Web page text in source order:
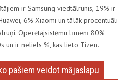
ir Samsung viedtālrunis, 19% ir
6% Xiaomi un tālāk procentuāli
Operētājsistēmu līmenī 80%
un ir neliels %, kas lieto Tizen.
pašiem veidot mājaslapu